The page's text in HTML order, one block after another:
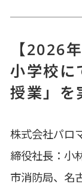
【2026
小学校に
授業」を
株式会社パロ
締役社長：小
市消防局、名